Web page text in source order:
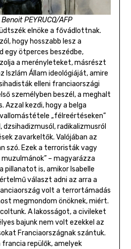
PEYRUCQ/AFP
elnöke a fővádlottnak.
hogy hosszabb lesz a
egy ötperces beszédbe,
a merényleteket, másrészt
Iszlám Állam ideológiáját, amire
elleni franciaországi
személyben beszél, a meghalt
Azzal kezdi, hogy a belga
„félreértéseken”
dzsihadizmusól, radikalizmusról
zavarkeltők. Valójában az
szó. Ezek a terroristák vagy
– magyarázza
pillanatot is, amikor Isabelle
választ adni az arra a
volt a terrortámadás
megmondom önöknek, miért.
A lakosságot, a civileket
bajunk nem volt ezekkel az
Franciaországnak szántuk.
repülők, amelyek